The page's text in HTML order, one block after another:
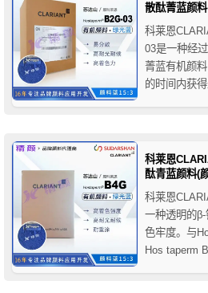
散酞菁蓝颜料
科莱恩
03是一种经
菁蓝有机颜
的时间内获
此外，科莱
科莱恩
酞青蓝颜料(
科莱恩
一种透明的
色牢度。与
Hos taperm